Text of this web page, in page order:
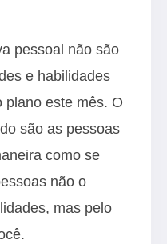
pessoal não são
e habilidades
plano este mês. O
são as pessoas
como se
não o
mas pelo